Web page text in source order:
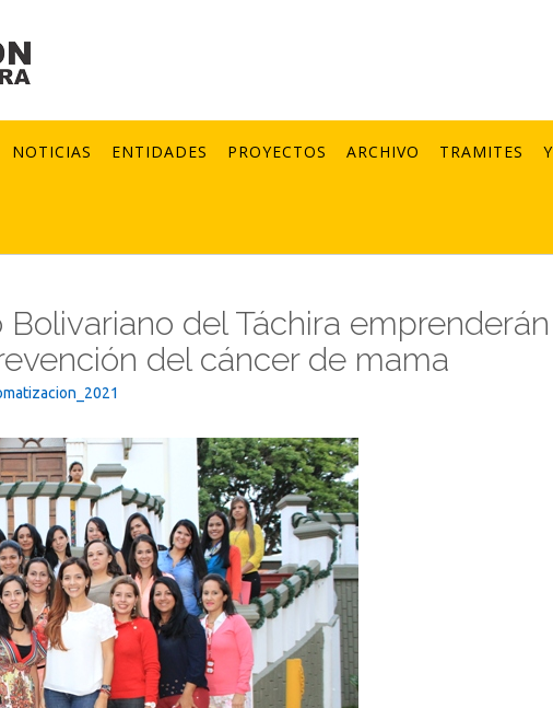
NOTICIAS ENTIDADES PROYECTOS ARCHIVO TRAMITES
del Táchira emprenderán
del cáncer de mama